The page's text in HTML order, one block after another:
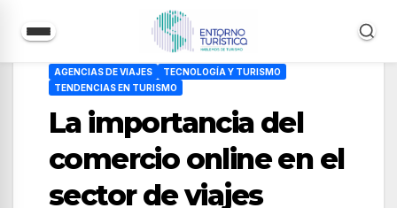
AGENCIAS DE VIAJES
TECNOLOGÍA Y TURISMO
TENDENCIAS EN TURISMO
La importancia del
comercio online en el
sector de viajes